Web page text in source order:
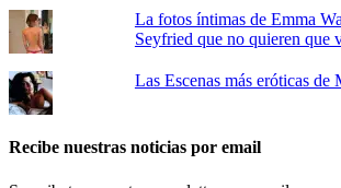
La fotos íntimas de Emma
Seyfried que no quieren que
Las Escenas más eróticas de
Recibe nuestras noticias por email